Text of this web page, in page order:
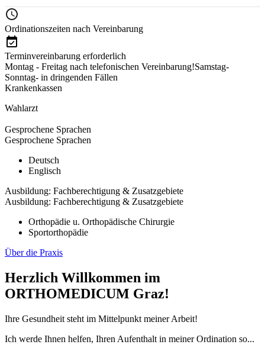
Ordinationszeiten nach Vereinbarung
Terminvereinbarung erforderlich
Montag - Freitag nach telefonischen Vereinbarung!​Samstag-
Sonntag- in dringenden Fällen
Krankenkassen
Wahlarzt
Gesprochene Sprachen
Gesprochene Sprachen
Deutsch
Englisch
Ausbildung: Fachberechtigung & Zusatzgebiete
Ausbildung: Fachberechtigung & Zusatzgebiete
Orthopädie u. Orthopädische Chirurgie
Sportorthopädie
Über die Praxis
Herzlich Willkommen im
ORTHOMEDICUM Graz!
Ihre Gesundheit steht im Mittelpunkt meiner Arbeit!
Ich werde Ihnen helfen, Ihren Aufenthalt in meiner Ordination so...